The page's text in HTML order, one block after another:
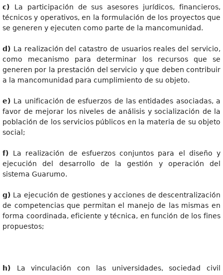
c) La participación de sus asesores jurídicos, financieros,
técnicos y operativos, en la formulación de los proyectos que
se generen y ejecuten como parte de la mancomunidad.
d ) La realización del catastro de usuarios reales del servicio,
como mecanismo para determinar los recursos que se
generen por la prestación del servicio y que deben contribuir
a la mancomunidad para cumplimiento de su objeto.
e) La unificación de esfuerzos de las entidades asociadas, a
favor de mejorar los niveles de análisis y socialización de la
población de los servicios públicos en la materia de su objeto
social;
f) La realización de esfuerzos conjuntos para el diseño y
ejecución del desarrollo de la gestión y operación del
sistema Guarumo.
g) La ejecución de gestiones y acciones de descentralización
de competencias que permitan el manejo de las mismas en
forma coordinada, eficiente y técnica, en función de los fines
propuestos;
h) La vinculación con las universidades, sociedad civil